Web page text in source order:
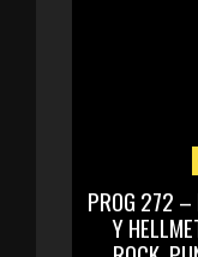
PROG 272 –
Y